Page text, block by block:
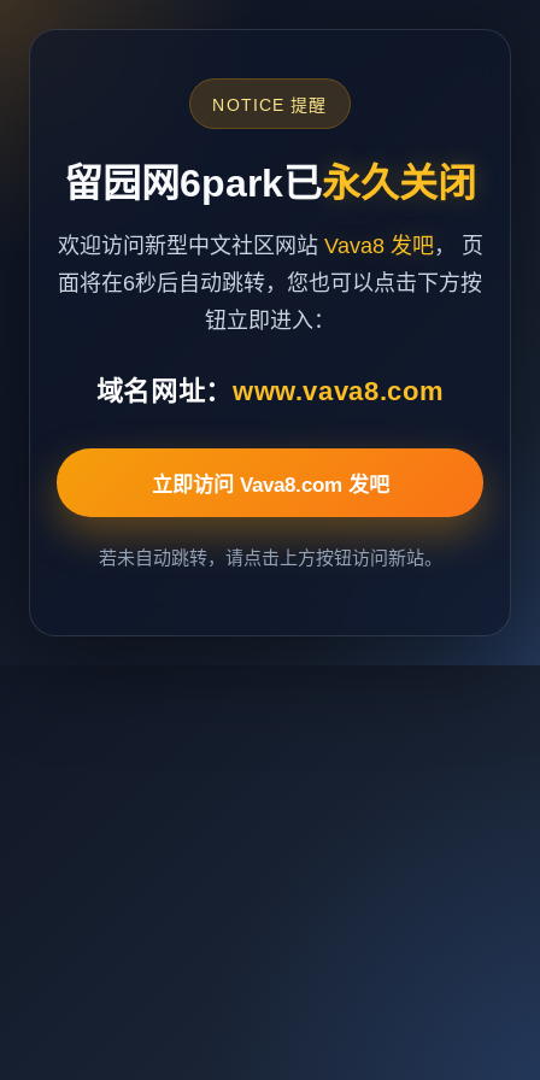
NOTICE 提醒
留园网6park已永久关闭
欢迎访问新型中文社区网站 Vava8 发吧， 页
面将在6秒后自动跳转，您也可以点击下方按
钮立即进入：
域名网址： www.vava8.com
立即访问 Vava8.com 发吧
若未自动跳转，请点击上方按钮访问新站。